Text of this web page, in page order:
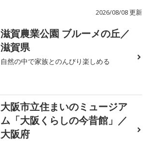
2026/08/08 更新
滋賀農業公園 ブルーメの丘／
滋賀県
自然の中で家族とのんびり楽しめる
大阪市立住まいのミュージア
ム「大阪くらしの今昔館」／
大阪府